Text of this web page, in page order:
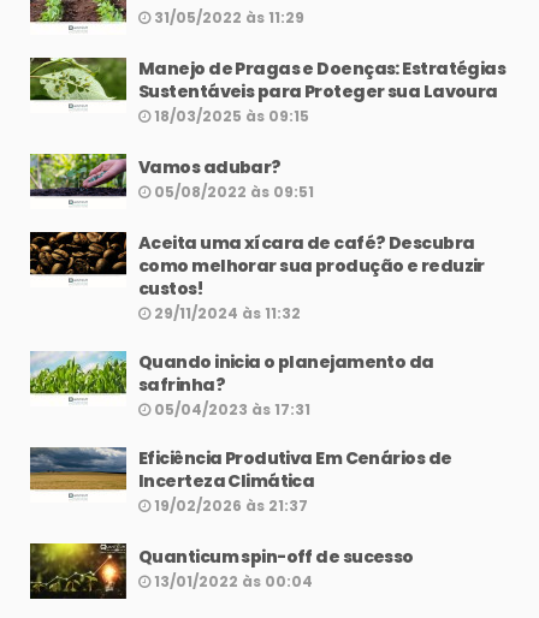
31/05/2022 às 11:29
Manejo de Pragas e Doenças: Estratégias
Sustentáveis para Proteger sua Lavoura
18/03/2025 às 09:15
Vamos adubar?
05/08/2022 às 09:51
Aceita uma xícara de café? Descubra
como melhorar sua produção e reduzir
custos!
29/11/2024 às 11:32
Quando inicia o planejamento da
safrinha?
05/04/2023 às 17:31
Eficiência Produtiva Em Cenários de
Incerteza Climática
19/02/2026 às 21:37
Quanticum spin-off de sucesso
13/01/2022 às 00:04